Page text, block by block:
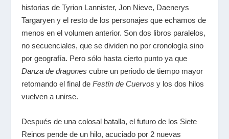
historias de Tyrion Lannister, Jon Nieve, Daenerys
Targaryen y el resto de los personajes que echamos de
menos en el volumen anterior. Son dos libros paralelos,
no secuenciales, que se dividen no por cronología sino
por geografía. Pero sólo hasta cierto punto ya que
Danza de dragones cubre un periodo de tiempo mayor
retomando el final deFestín de Cuervos y los dos hilos
vuelven a unirse.
Después de una colosal batalla, el futuro de los Siete
Reinos pende de un hilo, acuciado por 2 nuevas